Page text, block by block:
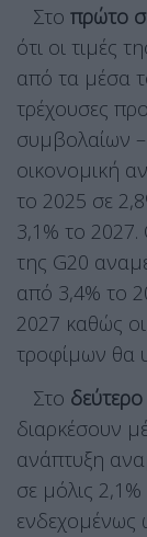
Στο πρώτο
ότι οι τιμές
από τα μέσα
τρέχουσες
συμβολαίων
οικονομική
το 2025 σε
3,1% το
της G20
από 3,4% το
2027 καθώς οι
τροφίμων θα
Στο
διαρκέσουν
ανάπτυξη
σε μόλις
ενδεχομένως